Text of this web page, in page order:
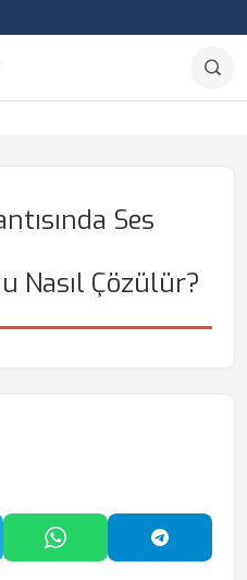
Ses
Nasıl Çözülür?
Paylaş
WhatsApp'ta Paylaş